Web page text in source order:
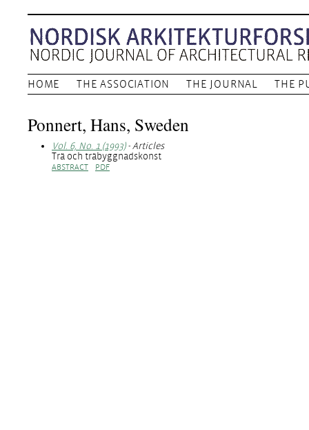
HOME THE ASSOCIATION THE JOURNAL THE
Ponnert, Hans, Sweden
Vol. 6, No. 1 (1993)- Articles
Trä och träbyggnadskonst
ABSTRACT PDF